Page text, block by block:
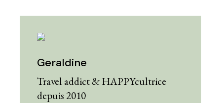
Geraldine
Travel addict & HAPPYcultrice
depuis 2010